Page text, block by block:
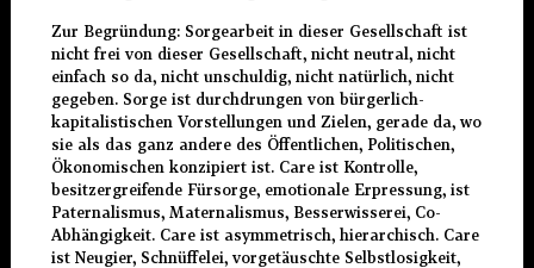
Zur Begründung: Sorgearbeit in dieser Gesellschaft ist
nicht frei von dieser Gesellschaft, nicht neutral, nicht
einfach so da, nicht unschuldig, nicht natürlich, nicht
gegeben. Sorge ist durchdrungen von bürgerlich-
kapitalistischen Vorstellungen und Zielen, gerade da, wo
sie als das ganz andere des Öffentlichen, Politischen,
Ökonomischen konzipiert ist. Care ist Kontrolle,
besitzergreifende Fürsorge, emotionale Erpressung, ist
Paternalismus, Maternalismus, Besserwisserei, Co-
Abhängigkeit. Care ist asymmetrisch, hierarchisch. Care
ist Neugier, Schnüffelei, vorgetäuschte Selbstlosigkeit,